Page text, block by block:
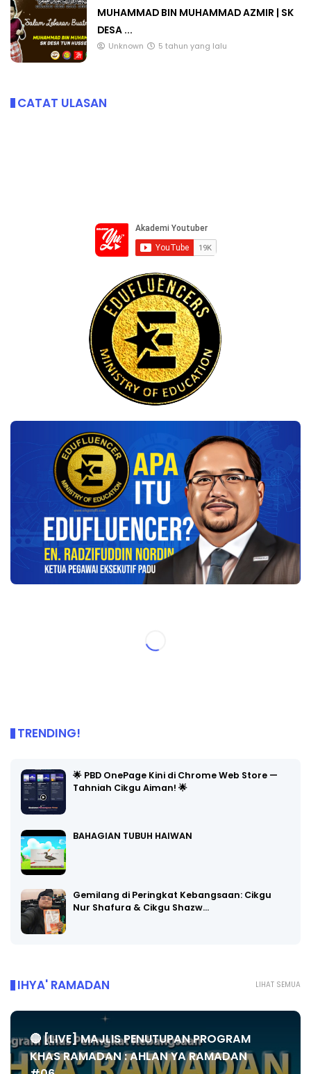
MUHAMMAD BIN MUHAMMAD AZMIR | SK
DESA ...
Unknown 5 tahun yang lalu
CATAT ULASAN
TRENDING!
🌟 PBD OnePage Kini di Chrome Web Store —
Tahniah Cikgu Aiman! 🌟
BAHAGIAN TUBUH HAIWAN
Gemilang di Peringkat Kebangsaan: Cikgu
Nur Shafura & Cikgu Shazw…
LIHAT SEMUA
IHYA' RAMADAN
🔴 [LIVE] MAJLIS PENUTUPAN PROGRAM
KHAS RAMADAN : AHLAN YA RAMADAN